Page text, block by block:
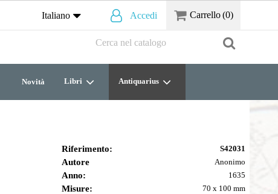
Italiano Accedi Carrello(0)
Novità Libri Antiquarius
Riferimento: S42031
Autore Anonimo
Anno: 1635
Misure: 70 x 100 mm